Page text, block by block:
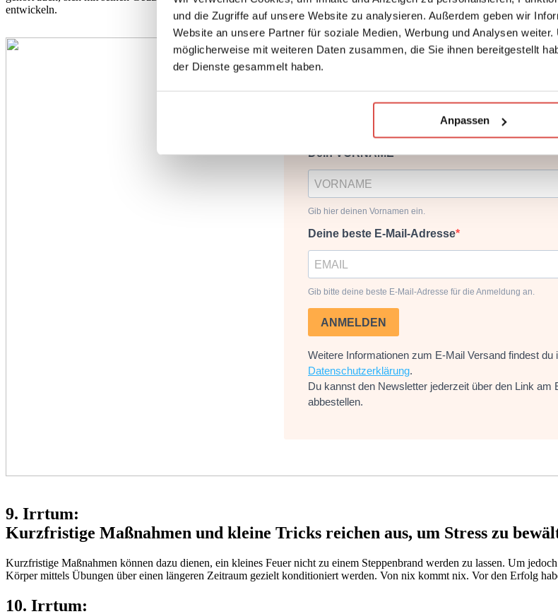
und die Zugriffe auf unsere Website zu analysieren. Außerdem geben wir
Website an unsere Partner für soziale Medien, Werbung und Analysen
möglicherweise mit weiteren Daten zusammen, die Sie ihnen bereitgestellt
der Dienste gesammelt haben.
Anpassen
entwickeln.
Dein Achtsamkeitsimpuls
Dein VORNAME
Gib hier deinen Vornamen ein.
Deine beste E-Mail-Adresse
Gib bitte deine beste E-Mail-Adresse für die Anmeldung an.
ANMELDEN
Weitere Informationen zum E-Mail Versand findest du
Datenschutzerklärung.
Du kannst den Newsletter jederzeit über den Link am
abbestellen.
9. Irrtum:
Kurzfristige Maßnahmen und kleine Tricks reichen aus, um Stress zu
Kurzfristige Maßnahmen können dazu dienen, ein kleines Feuer nicht zu einem Steppenbrand werden zu lassen. Um
Körper mittels Übungen über einen längeren Zeitraum gezielt konditioniert werden. Von nix kommt nix. Vor den Erfolg
10. Irrtum: